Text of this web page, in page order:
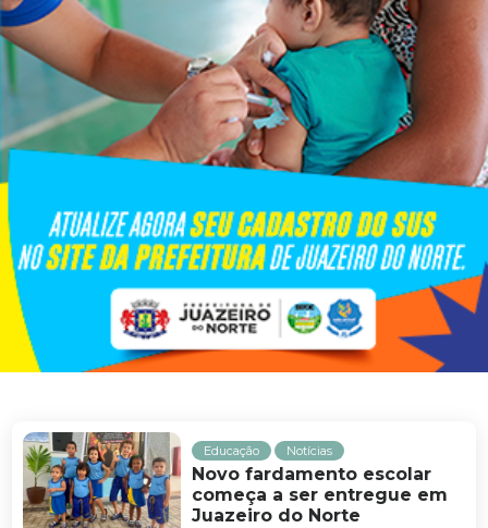
Educação Notícias
Novo fardamento escolar
começa a ser entregue em
Juazeiro do Norte